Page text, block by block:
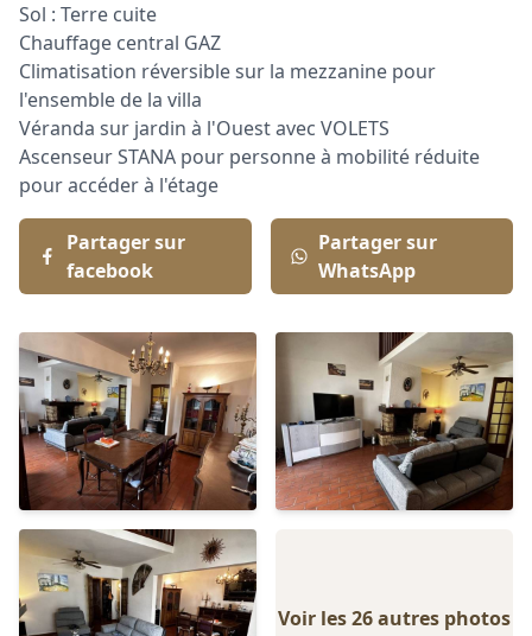
Sol : Terre cuite
Chauffage central GAZ
Climatisation réversible sur la mezzanine pour
l'ensemble de la villa
Véranda sur jardin à l'Ouest avec VOLETS
Ascenseur STANA pour personne à mobilité réduite
pour accéder à l'étage
Partager sur
facebook
Partager sur
WhatsApp
Voir les 26 autres photos